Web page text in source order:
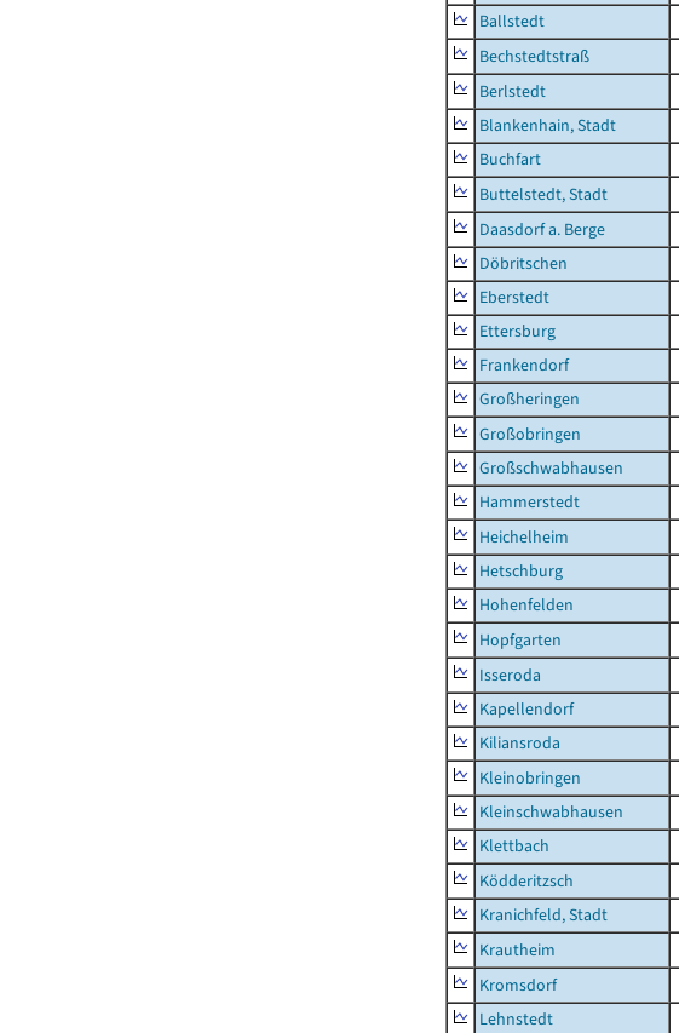
Ballstedt
Bechstedtstraß
Berlstedt
Blankenhain, Stadt
Buchfart
Buttelstedt, Stadt
Daasdorf a. Berge
Döbritschen
Eberstedt
Ettersburg
Frankendorf
Großheringen
Großobringen
Großschwabhausen
Hammerstedt
Heichelheim
Hetschburg
Hohenfelden
Hopfgarten
Isseroda
Kapellendorf
Kiliansroda
Kleinobringen
Kleinschwabhausen
Klettbach
Ködderitzsch
Kranichfeld, Stadt
Krautheim
Kromsdorf
Lehnstedt